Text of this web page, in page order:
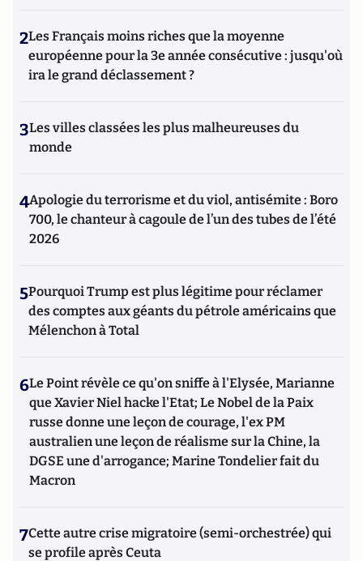
2Les Français moins riches que la moyenne
européenne pour la 3e année consécutive : jusqu'où
ira le grand déclassement ?
3Les villes classées les plus malheureuses du
monde
4Apologie du terrorisme et du viol, antisémite : Boro
700, le chanteur à cagoule de l’un des tubes de l’été
2026
5Pourquoi Trump est plus légitime pour réclamer
des comptes aux géants du pétrole américains que
Mélenchon à Total
6Le Point révèle ce qu'on sniffe à l'Elysée, Marianne
que Xavier Niel hacke l'Etat; Le Nobel de la Paix
russe donne une leçon de courage, l'ex PM
australien une leçon de réalisme sur la Chine, la
DGSE une d'arrogance; Marine Tondelier fait du
Macron
7Cette autre crise migratoire (semi-orchestrée) qui
se profile après Ceuta